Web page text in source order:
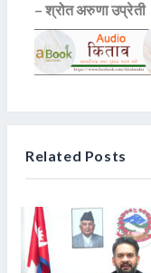
– श्रोत अरुणा उप्रेती
Related Posts